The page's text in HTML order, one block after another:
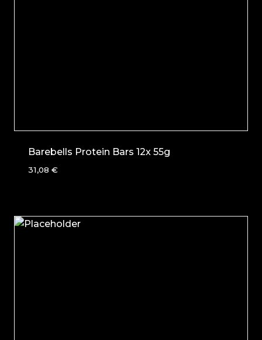
Barebells Protein Bars 12x 55g
31,08 €